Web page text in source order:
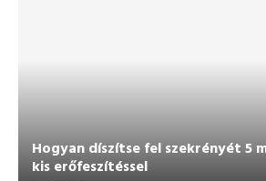
Hogyan díszítse fel szekrényét 5
kis erőfeszítéssel